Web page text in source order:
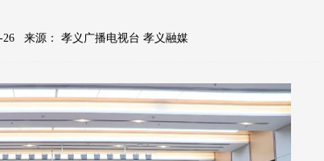
26 来源： 孝义广播电视台 孝义融媒